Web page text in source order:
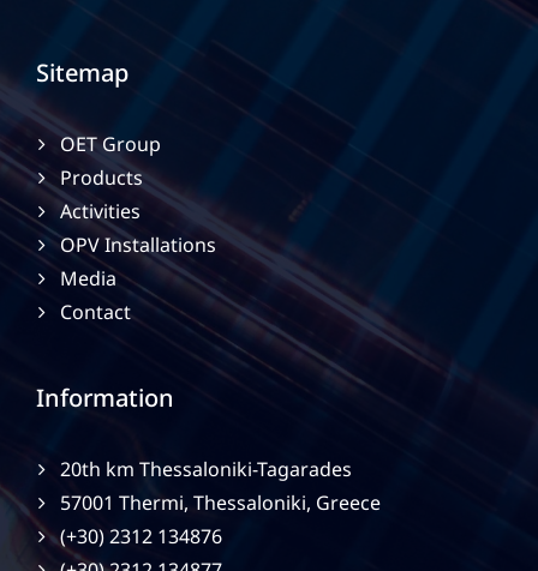
Sitemap
OET Group
Products
Activities
OPV Installations
Media
Contact
Information
20th km Thessaloniki-Tagarades
57001 Thermi, Thessaloniki, Greece
(+30) 2312 134876